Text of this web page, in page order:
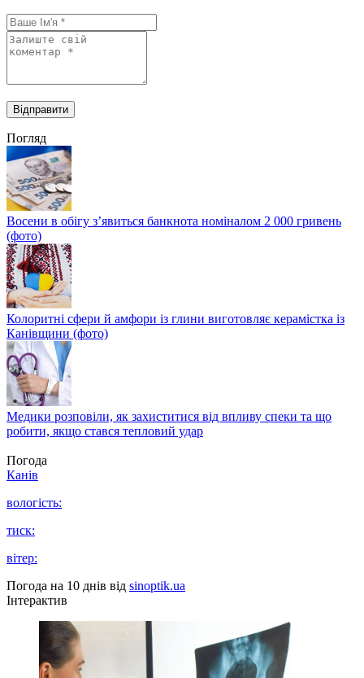
Погляд
Восени в обігу з’явиться банкнота номіналом 2 000 гривень
(фото)
Колоритні сфери й амфори із глини виготовляє керамістка із
Канівщини (фото)
Медики розповіли, як захиститися від впливу спеки та що
робити, якщо стався тепловий удар
Погода
Канів
вологість:
тиск:
вітер:
Погода на 10 днів від sinoptik.ua
Інтерактив